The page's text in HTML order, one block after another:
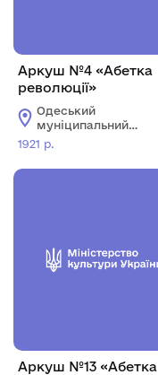
Аркуш №4 «Абетка
революції»
Одеський
муніципальний
музей особистих
колекцій імені О.В.
Блещунова
1921 р.
Аркуш №13 «Абетка